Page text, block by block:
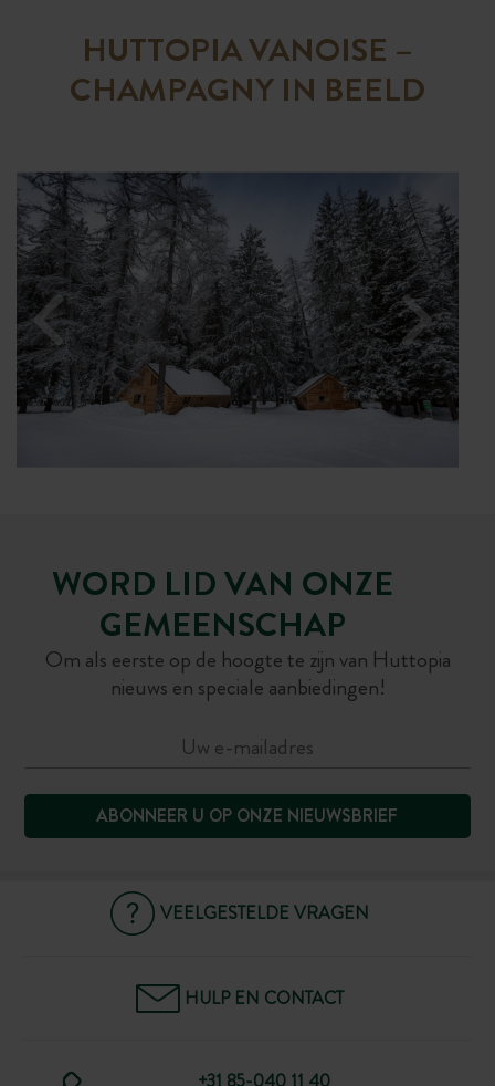
HUTTOPIA VANOISE –
CHAMPAGNY IN BEELD
WORD LID VAN ONZE
GEMEENSCHAP
Om als eerste op de hoogte te zijn van Huttopia
nieuws en speciale aanbiedingen!
ABONNEER U OP ONZE NIEUWSBRIEF
VEELGESTELDE VRAGEN
HULP EN CONTACT